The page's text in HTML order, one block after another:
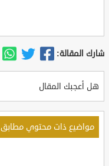
شارك المقالة:
هل أعجبك المقال
مواضيع ذات محتوي مطابق